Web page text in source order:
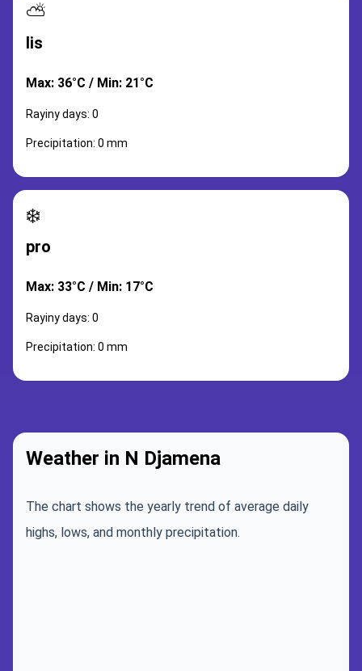
⛅
lis
Max: 36°C / Min: 21°C
Rayiny days: 0
Precipitation: 0 mm
❄️
pro
Max: 33°C / Min: 17°C
Rayiny days: 0
Precipitation: 0 mm
Weather in N Djamena
The chart shows the yearly trend of average daily
highs, lows, and monthly precipitation.